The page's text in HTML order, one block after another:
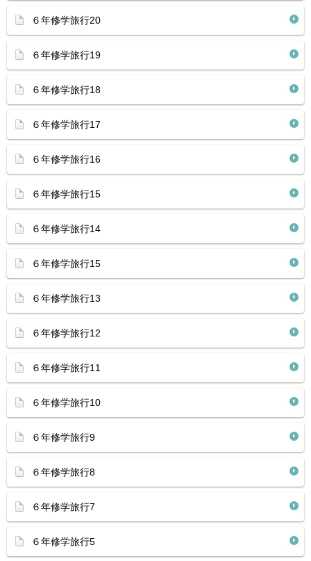
６年修学旅行20
６年修学旅行19
６年修学旅行18
６年修学旅行17
６年修学旅行16
６年修学旅行15
６年修学旅行14
６年修学旅行15
６年修学旅行13
６年修学旅行12
６年修学旅行11
６年修学旅行10
６年修学旅行9
６年修学旅行8
６年修学旅行7
６年修学旅行5